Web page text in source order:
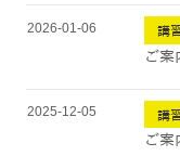
2026-01-06 講
ご案
2025-12-05 講
ご案